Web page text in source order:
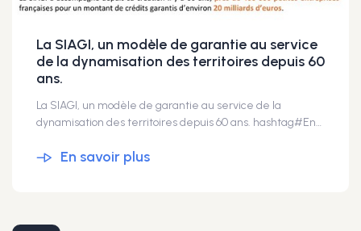
La SIAGI, un modèle de garantie au service
de la dynamisation des territoires depuis 60
ans.
La SIAGI, un modèle de garantie au service de la
dynamisation des territoires depuis 60 ans. hashtag#Entrepreneuriat hashtag#TPE hashtag#Artisanat hashtag#Territoires hashtag#Financement hashtag#garantie hashtag#siagi
En savoir plus